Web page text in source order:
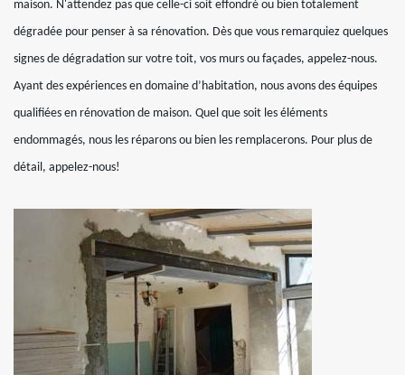
maison. N'attendez pas que celle-ci soit effondré ou bien totalement
dégradée pour penser à sa rénovation. Dès que vous remarquiez quelques
signes de dégradation sur votre toit, vos murs ou façades, appelez-nous.
Ayant des expériences en domaine d’habitation, nous avons des équipes
qualifiées en rénovation de maison. Quel que soit les éléments
endommagés, nous les réparons ou bien les remplacerons. Pour plus de
détail, appelez-nous!